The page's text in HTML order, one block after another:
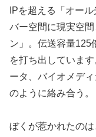
IPを超える「オー
バー空間に現実空
ン」。伝送容量125
を打ち出していま
ータ、バイオメデ
のように絡み合う。
ぼくが惹かれたの